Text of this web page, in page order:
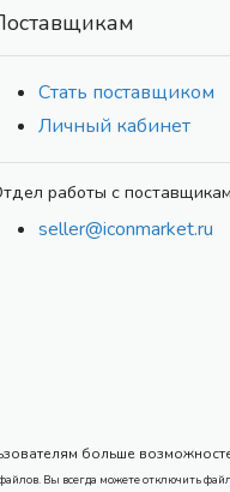
Стать поставщиком
Личный кабинет
работы с
seller@iconmarket.ru
больше
Вы всегда можете отключить